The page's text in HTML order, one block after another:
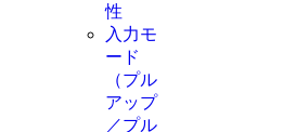
性
入力モ
ード
（プル
アップ
／プル